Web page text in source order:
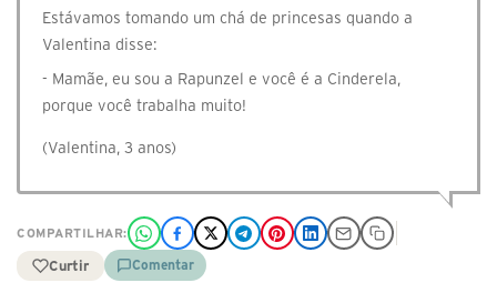
Estávamos tomando um chá de princesas quando a
Valentina disse:
- Mamãe, eu sou a Rapunzel e você é a Cinderela,
porque você trabalha muito!
(Valentina, 3 anos)
COMPARTILHAR:
Curtir Comentar